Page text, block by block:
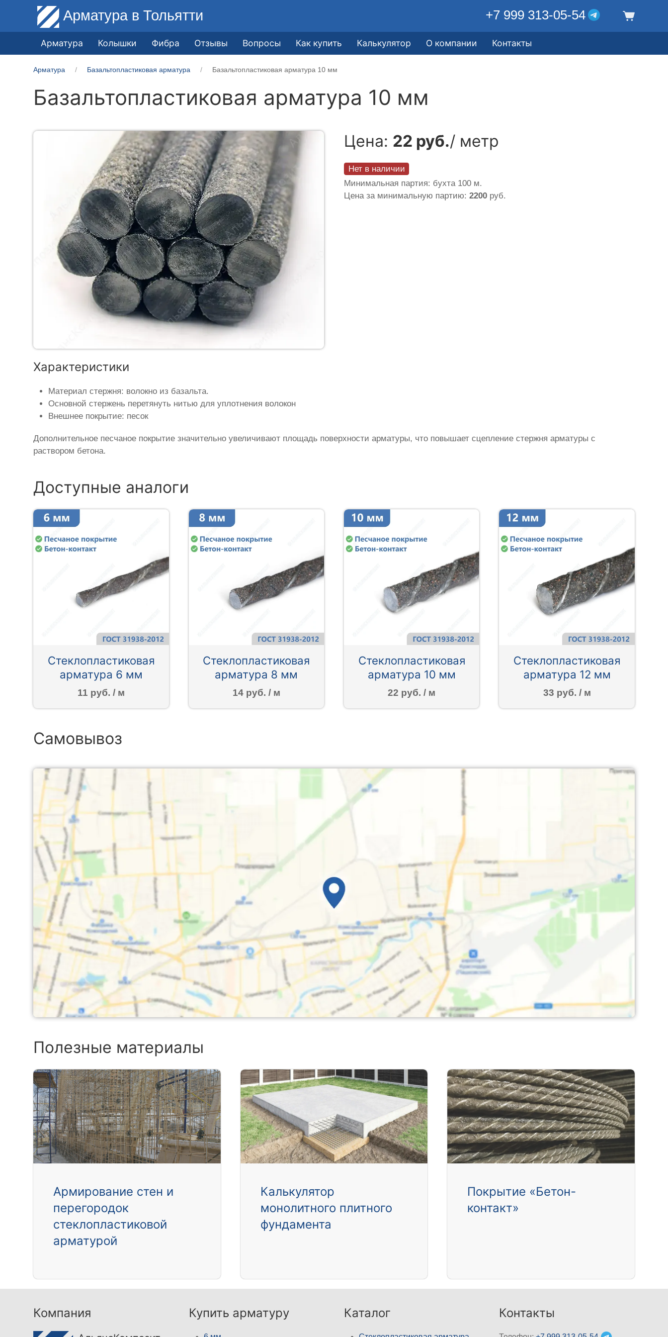
Арматура в Тольятти +7 999 313-05-54
Арматура Колышки Фибра Отзывы Вопросы Как купить Калькулятор О компании Контакты
Арматура Базальтопластиковая арматура Базальтопластиковая арматура 10 мм
Базальтопластиковая арматура 10 мм
Цена: 22 руб./ метр
Нет в наличии
Минимальная партия: бухта 100 м.
Цена за минимальную партию: 2200 руб.
Характеристики
Материал стержня: волокно из базальта.
Основной стержень перетянуть нитью для уплотнения волокон
Внешнее покрытие: песок
Дополнительное песчаное покрытие значительно увеличивают площадь поверхности арматуры, что повышает сцепление стержня арматуры с
раствором бетона.
Доступные аналоги
Стеклопластиковая
арматура 6 мм
11 руб. / м
Стеклопластиковая
арматура 8 мм
14 руб. / м
Стеклопластиковая
арматура 10 мм
22 руб. / м
Стеклопластиковая
арматура 12 мм
33 руб. / м
Самовывоз
Полезные материалы
Армирование стен и
перегородок
стеклопластиковой
арматурой
Калькулятор
монолитного плитного
фундамента
Покрытие «Бетон-
контакт»
Компания Купить арматуру Каталог Контакты